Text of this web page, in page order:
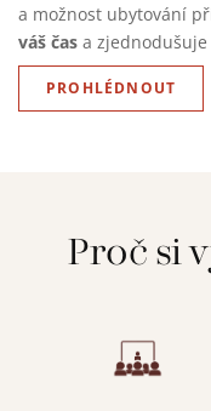
a možnost ubytování
váš čas a
PROHLÉDNOUT
Proč si